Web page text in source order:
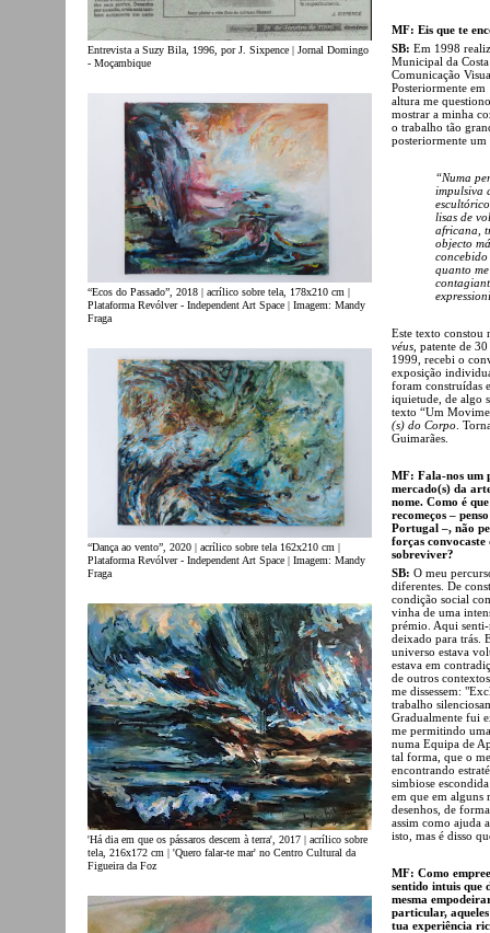
Entrevista a Suzy Bila, 1996, por J. Sixpence | Jornal Domingo
- Moçambique
“Ecos do Passado”, 2018 | acrílico sobre tela, 178x210 cm |
Plataforma Revólver - Independent Art Space | Imagem: Mandy
Fraga
“Dança ao vento”, 2020 | acrílico sobre tela 162x210 cm |
Plataforma Revólver - Independent Art Space | Imagem: Mandy
Fraga
'Há dia em que os pássaros descem à terra', 2017 | acrílico sobre
tela, 216x172 cm | 'Quero falar-te mar' no Centro Cultural da
Figueira da Foz
MF: Eis que te
SB: Em 1998
Municipal da
Comunicação
Posteriormente
altura me
mostrar a minha
o trabalho tão
posteriormente
“Numa
impulsiva
lisas de
africana,
objecto
quanto
Este texto
véus, patente de
1999, recebi o
exposição
foram construídas
iquietude, de algo
texto “Um
(s) do Corpo .
Guimarães.
MF: Fala-nos um
mercado(s) da
nome. Como é
recomeços –
Portugal –, não
forças convocaste
sobreviver?
SB: O meu
diferentes. De
condição social
vinha de uma
prémio. Aqui
deixado para trás.
universo estava
estava em
de outros
me dissessem:
trabalho
Gradualmente fui
me permitindo
numa Equipa de
tal forma, que o
encontrando
simbiose
em que em alguns
desenhos, de
assim como ajuda
isto, mas é disso
MF: Como
sentido intuis que
mesma
particular,
tua experiência